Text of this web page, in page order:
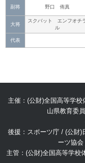
副将 野口 侑真
大将
スクバット エンフオチ
ル
代表
主催：(公財)全国高等学
山県教育委
後援：スポーツ庁 / (公財)
ーツ協
主管：(公財)全国高等学校